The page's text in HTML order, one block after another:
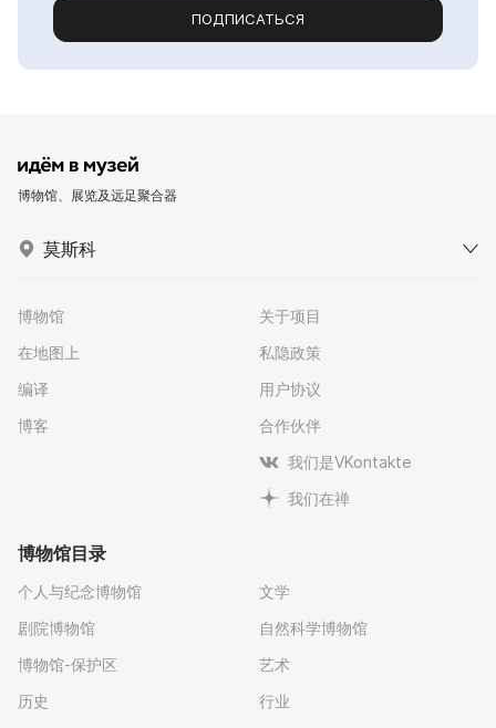
ПОДПИСАТЬСЯ
博物馆、展览及远足聚合器
莫斯科
博物馆
在地图上
编译
博客
关于项目
私隐政策
用户协议
合作伙伴
我们是VKontakte
我们在禅
博物馆目录
个人与纪念博物馆
剧院博物馆
博物馆-保护区
历史
文学
自然科学博物馆
艺术
行业